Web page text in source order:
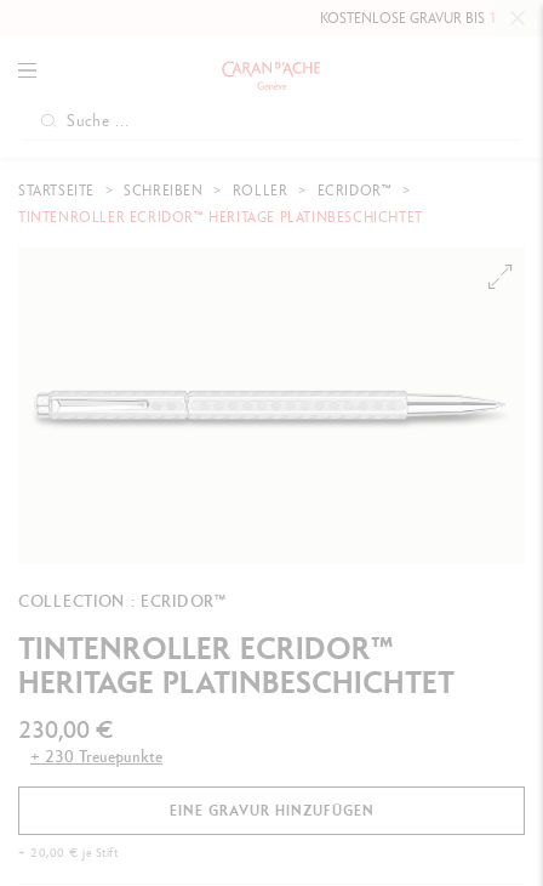
KOSTENLOSE GRAVUR BIS 10. MAI
STARTSEITE SCHREIBEN ROLLER
ECRIDOR™
TINTENROLLER ECRIDOR™ HERITAGE PLATINBESCHICHTET
COLLECTION : ECRIDOR™
TINTENROLLER ECRIDOR™
HERITAGE PLATINBESCHICHTET
230,00 €
+ 230 Treuepunkte
EINE GRAVUR HINZUFÜGEN
+ 20,00 € je Stift